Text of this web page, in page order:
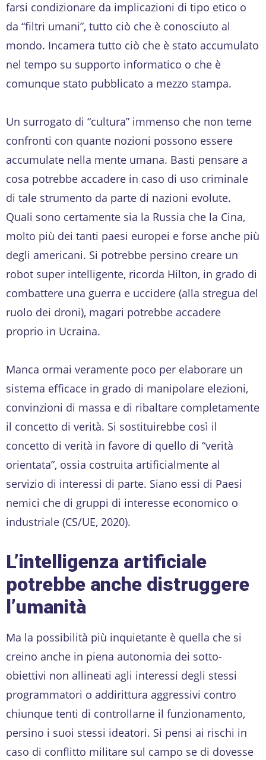
farsi condizionare da implicazioni di tipo etico o
da “filtri umani”, tutto ciò che è conosciuto al
mondo. Incamera tutto ciò che è stato accumulato
nel tempo su supporto informatico o che è
comunque stato pubblicato a mezzo stampa.
Un surrogato di “cultura” immenso che non teme
confronti con quante nozioni possono essere
accumulate nella mente umana. Basti pensare a
cosa potrebbe accadere in caso di uso criminale
di tale strumento da parte di nazioni evolute.
Quali sono certamente sia la Russia che la Cina,
molto più dei tanti paesi europei e forse anche più
degli americani. Si potrebbe persino creare un
robot super intelligente, ricorda Hilton, in grado di
combattere una guerra e uccidere (alla stregua del
ruolo dei droni), magari potrebbe accadere
proprio in Ucraina.
Manca ormai veramente poco per elaborare un
sistema efficace in grado di manipolare elezioni,
convinzioni di massa e di ribaltare completamente
il concetto di verità. Si sostituirebbe così il
concetto di verità in favore di quello di “verità
orientata”, ossia costruita artificialmente al
servizio di interessi di parte. Siano essi di Paesi
nemici che di gruppi di interesse economico o
industriale (CS/UE, 2020).
L’intelligenza artificiale
potrebbe anche distruggere
l’umanità
Ma la possibilità più inquietante è quella che si
creino anche in piena autonomia dei sotto-
obiettivi non allineati agli interessi degli stessi
programmatori o addirittura aggressivi contro
chiunque tenti di controllarne il funzionamento,
persino i suoi stessi ideatori. Si pensi ai rischi in
caso di conflitto militare sul campo se di dovesse